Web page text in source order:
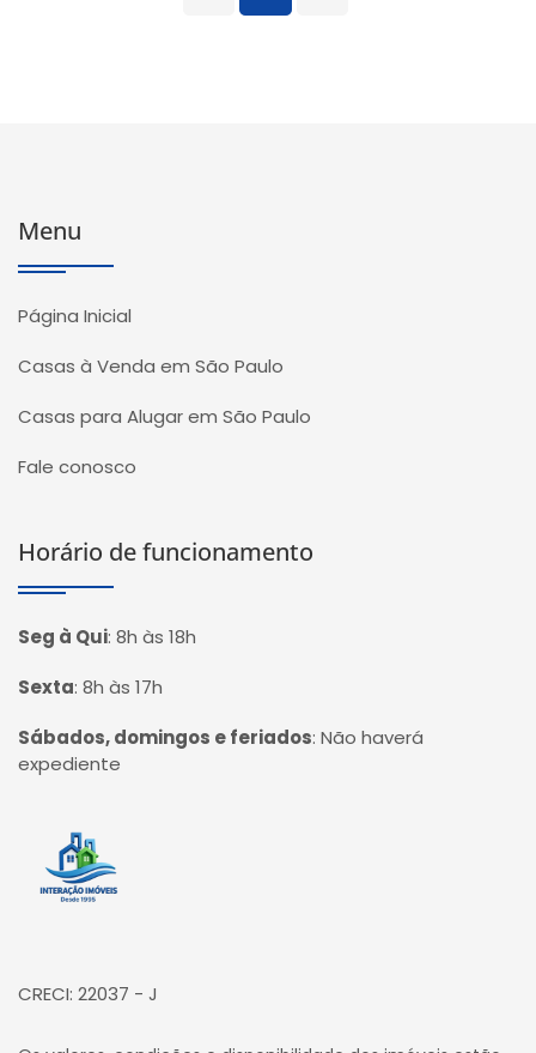
Menu
Página Inicial
Casas à Venda em São Paulo
Casas para Alugar em São Paulo
Fale conosco
Horário de funcionamento
Seg à Qui: 8h às 18h
Sexta: 8h às 17h
Sábados, domingos e feriados: Não haverá
expediente
Página inicial
CRECI: 22037 - J